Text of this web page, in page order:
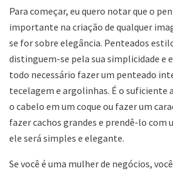
Para começar, eu quero notar que o
importante na criação de qualquer
se for sobre elegância. Penteados
distinguem-se pela sua simplicidade e
todo necessário fazer um penteado
tecelagem e argolinhas. É o suficiente
o cabelo em um coque ou fazer um
fazer cachos grandes e prendê-lo com
ele será simples e elegante.
Se você é uma mulher de negócios,